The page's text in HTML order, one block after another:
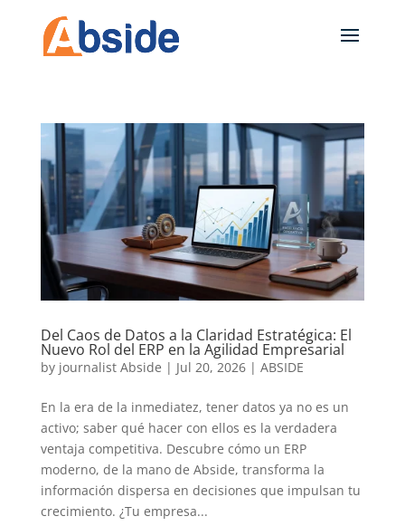
Del Caos de Datos a la Claridad Estratégica: El
Nuevo Rol del ERP en la Agilidad Empresarial
by journalist Abside | Jul 20, 2026| ABSIDE
En la era de la inmediatez, tener datos ya no es un
activo; saber qué hacer con ellos es la verdadera
ventaja competitiva. Descubre cómo un ERP
moderno, de la mano de Abside, transforma la
información dispersa en decisiones que impulsan tu
crecimiento. ¿Tu empresa...